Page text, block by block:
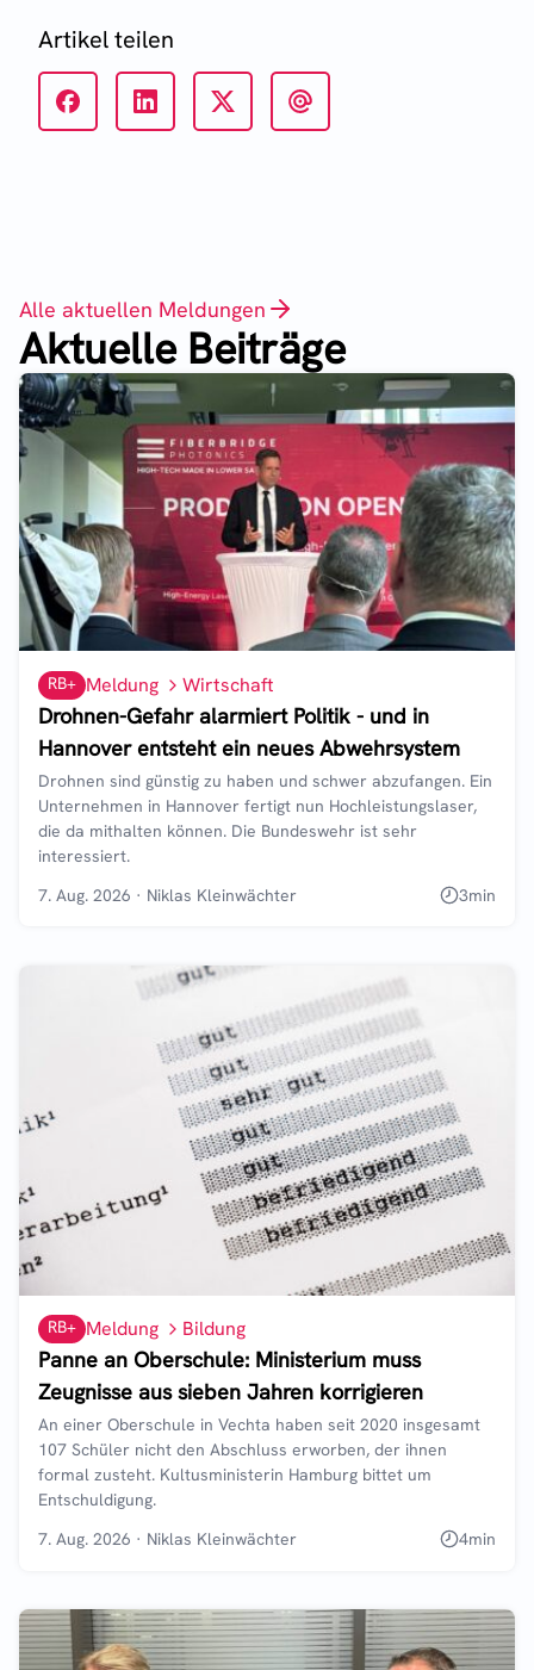
Artikel teilen
Alle aktuellen Meldungen
Aktuelle Beiträge
RB+ Meldung Wirtschaft
Drohnen-Gefahr alarmiert Politik - und in
Hannover entsteht ein neues Abwehrsystem
Drohnen sind günstig zu haben und schwer abzufangen. Ein
Unternehmen in Hannover fertigt nun Hochleistungslaser,
die da mithalten können. Die Bundeswehr ist sehr
interessiert.
7. Aug. 2026 · Niklas Kleinwächter 3min
RB+ Meldung Bildung
Panne an Oberschule: Ministerium muss
Zeugnisse aus sieben Jahren korrigieren
An einer Oberschule in Vechta haben seit 2020 insgesamt
107 Schüler nicht den Abschluss erworben, der ihnen
formal zusteht. Kultusministerin Hamburg bittet um
Entschuldigung.
7. Aug. 2026 · Niklas Kleinwächter 4min